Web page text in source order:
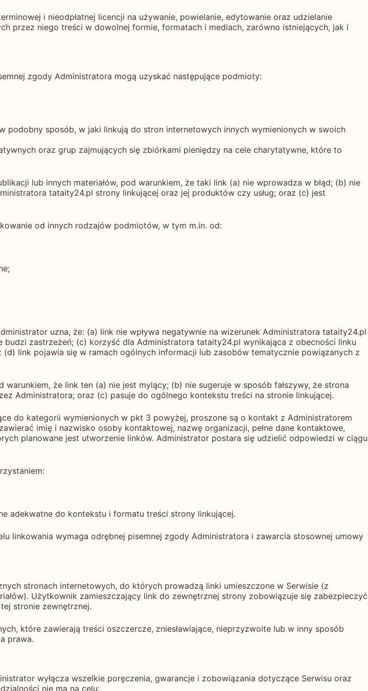
i nieodpłatnej licencji na używanie, powielanie, edytowanie oraz udzielanie
przez niego treści w dowolnej formie, formatach i mediach, zarówno istniejących, jak i
zgody Administratora mogą uzyskać następujące podmioty:
sposób, w jaki linkują do stron internetowych innych wymienionych w swoich
oraz grup zajmujących się zbiórkami pieniędzy na cele charytatywne, które to
lub innych materiałów, pod warunkiem, że taki link (a) nie wprowadza w błąd; (b) nie
tataity24.pl strony linkującej oraz jej produktów czy usług; oraz (c) jest
od innych rodzajów podmiotów, w tym m.in. od:
uzna, że: (a) link nie wpływa negatywnie na wizerunek Administratora tataity24.pl
zastrzeżeń; (c) korzyść dla Administratora tataity24.pl wynikająca z obecności linku
link pojawia się w ramach ogólnych informacji lub zasobów tematycznie powiązanych z
że link ten (a) nie jest mylący; (b) nie sugeruje w sposób fałszywy, że strona
Administratora; oraz (c) pasuje do ogólnego kontekstu treści na stronie linkującej.
do kategorii wymienionych w pkt 3 powyżej, proszone są o kontakt z Administratorem
imię i nazwisko osoby kontaktowej, nazwę organizacji, pełne dane kontaktowe,
planowane jest utworzenie linków. Administrator postara się udzielić odpowiedzi w ciągu
adekwatne do kontekstu i formatu treści strony linkującej.
linkowania wymaga odrębnej pisemnej zgody Administratora i zawarcia stosownej umowy
stronach internetowych, do których prowadzą linki umieszczone w Serwisie (z
Użytkownik zamieszczający link do zewnętrznej strony zobowiązuje się zabezpieczyć
stronie zewnętrznej.
które zawierają treści oszczercze, zniesławiające, nieprzyzwoite lub w inny sposób
prawa.
wyłącza wszelkie poręczenia, gwarancje i zobowiązania dotyczące Serwisu oraz
nie ma na celu: